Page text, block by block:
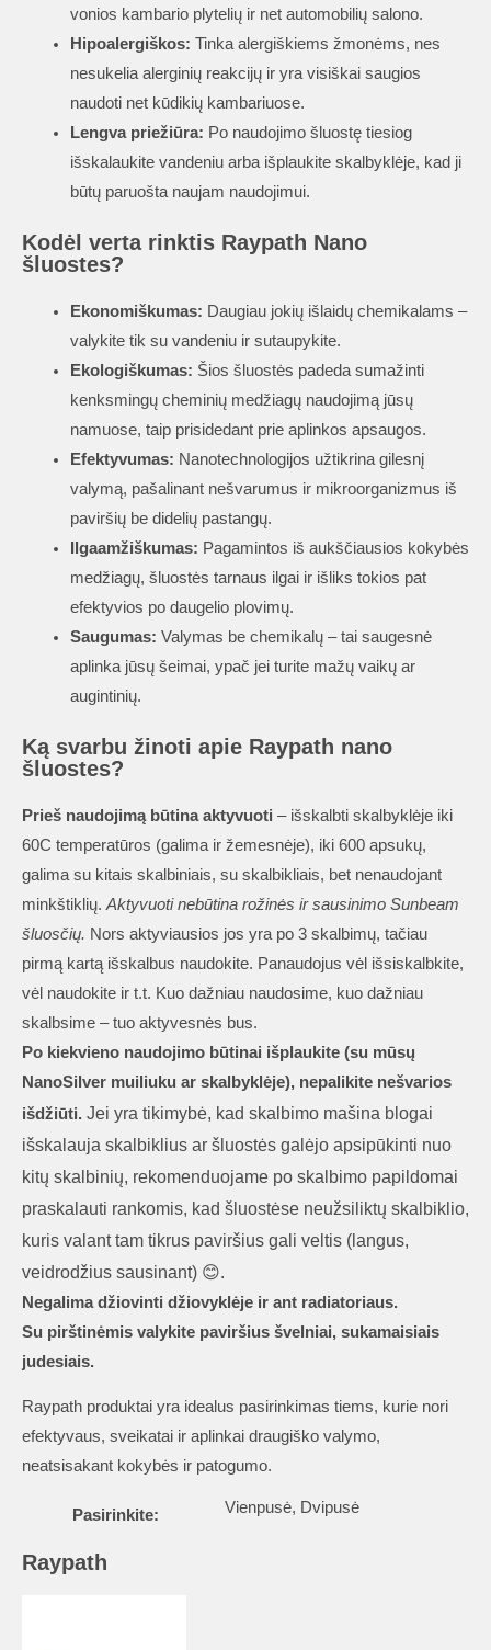
vonios kambario plytelių ir net automobilių salono.
Hipoalergiškos: Tinka alergiškiems žmonėms, nes
nesukelia alerginių reakcijų ir yra visiškai saugios
naudoti net kūdikių kambariuose.
Lengva priežiūra: Po naudojimo šluostę tiesiog
išskalaukite vandeniu arba išplaukite skalbyklėje, kad ji
būtų paruošta naujam naudojimui.
Kodėl verta rinktis Raypath Nano
šluostes?
Ekonomiškumas: Daugiau jokių išlaidų chemikalams –
valykite tik su vandeniu ir sutaupykite.
Ekologiškumas: Šios šluostės padeda sumažinti
kenksmingų cheminių medžiagų naudojimą jūsų
namuose, taip prisidedant prie aplinkos apsaugos.
Efektyvumas: Nanotechnologijos užtikrina gilesnį
valymą, pašalinant nešvarumus ir mikroorganizmus iš
paviršių be didelių pastangų.
Ilgaamžiškumas: Pagamintos iš aukščiausios kokybės
medžiagų, šluostės tarnaus ilgai ir išliks tokios pat
efektyvios po daugelio plovimų.
Saugumas: Valymas be chemikalų – tai saugesnė
aplinka jūsų šeimai, ypač jei turite mažų vaikų ar
augintinių.
Ką svarbu žinoti apie Raypath nano
šluostes?
Prieš naudojimą būtina aktyvuoti – išskalbti skalbyklėje iki
60C temperatūros (galima ir žemesnėje), iki 600 apsukų,
galima su kitais skalbiniais, su skalbikliais, bet nenaudojant
minkštiklių. Aktyvuoti nebūtina rožinės ir sausinimo Sunbeam
šluosčių. Nors aktyviausios jos yra po 3 skalbimų, tačiau
pirmą kartą išskalbus naudokite. Panaudojus vėl išsiskalbkite,
vėl naudokite ir t.t. Kuo dažniau naudosime, kuo dažniau
skalbsime – tuo aktyvesnės bus.
Po kiekvieno naudojimo būtinai išplaukite (su mūsų
NanoSilver muiliuku ar skalbyklėje), nepalikite nešvarios
išdžiūti. Jei yra tikimybė, kad skalbimo mašina blogai
išskalauja skalbiklius ar šluostės galėjo apsipūkinti nuo
kitų skalbinių, rekomenduojame po skalbimo papildomai
praskalauti rankomis, kad šluostėse neužsiliktų skalbiklio,
kuris valant tam tikrus paviršius gali veltis (langus,
veidrodžius sausinant) 😊.
Negalima džiovinti džiovyklėje ir ant radiatoriaus.
Su pirštinėmis valykite paviršius švelniai, sukamaisiais
judesiais.
Raypath produktai yra idealus pasirinkimas tiems, kurie nori
efektyvaus, sveikatai ir aplinkai draugiško valymo,
neatsisakant kokybės ir patogumo.
Pasirinkite: Vienpusė, Dvipusė
Raypath